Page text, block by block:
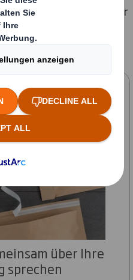
die Hälfte (46 %) aller
wenn ihre
sind.
Sie uns
über Ihre
sprechen